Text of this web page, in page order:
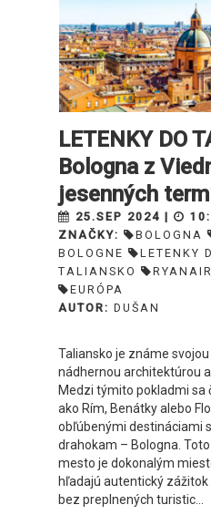
LETENKY DO
Bologna z
jesenných
25.SEP 2024 |
ZNAČKY:
BOLOGNA
BOLOGNE
LETENKY
TALIANSKO
RYANAIR
EURÓPA
AUTOR: DUŠAN
Taliansko je známe
nádhernou architektúrou
Medzi týmito pokladmi
ako Rím, Benátky alebo
obľúbenými destináciami
drahokam – Bologna.
mesto je dokonalým
hľadajú autentický
bez preplnených turistic...